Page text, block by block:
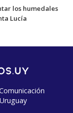
los humedales
Lucía